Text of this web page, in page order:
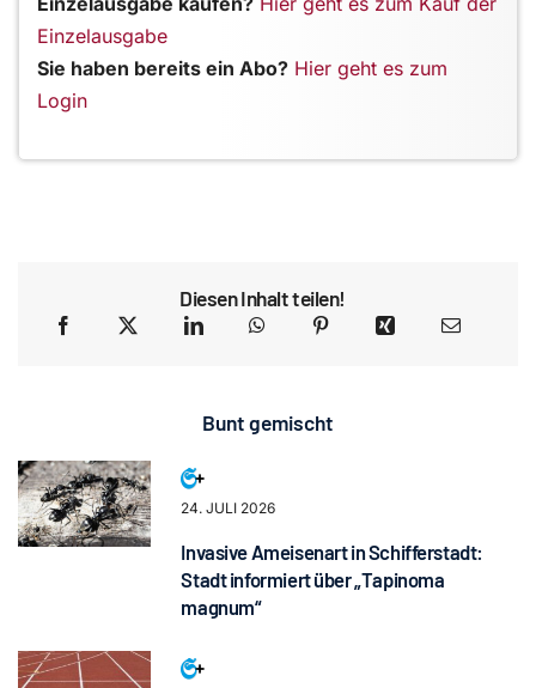
Einzelausgabe
Sie haben bereits ein Abo? Hier geht es zum
Login
Diesen Inhalt teilen!
Bunt gemischt
24. JULI 2026
Invasive Ameisenart in Schifferstadt:
Stadt informiert über „Tapinoma
magnum“